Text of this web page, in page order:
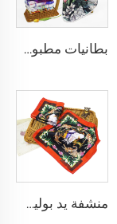
بطانيات مطبوعة من فراء الكريستال المخصص
منشفة يد بوليستر مطبوعة حسب الطلب